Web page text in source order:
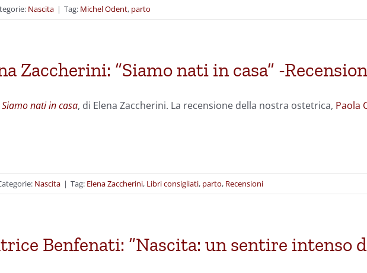
Nascita | Tag: Michel Odent, parto
Zaccherini: “Siamo nati in casa” -
Siamo nati in casa, di Elena Zaccherini. La recensione della nostra ostetrica, Paola
Nascita | Tag: Elena Zaccherini, Libri consigliati, parto, Recensioni
Benfenati: “Nascita: un sentire intenso